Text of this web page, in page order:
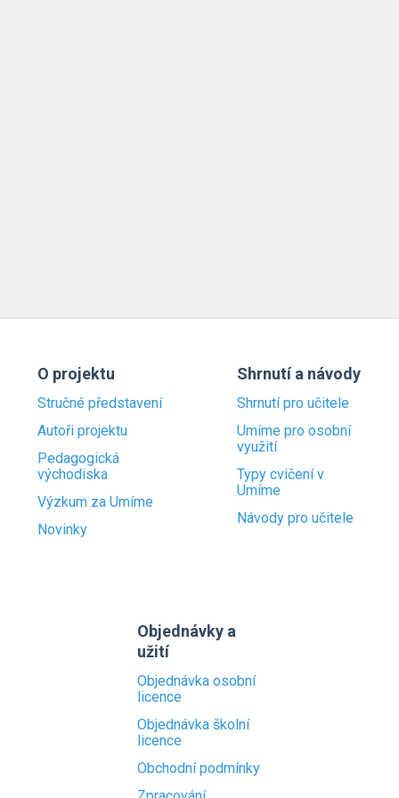
O projektu
Stručné představení
Autoři projektu
Pedagogická
východiska
Výzkum za Umíme
Novinky
Shrnutí a návody
Shrnutí pro učitele
Umíme pro osobní
využití
Typy cvičení v
Umíme
Návody pro učitele
Objednávky a
užití
Objednávka osobní
licence
Objednávka školní
licence
Obchodní podmínky